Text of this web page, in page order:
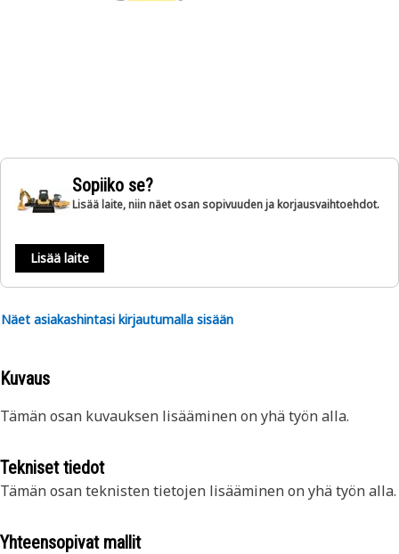
Sopiiko se?
Lisää laite, niin näet osan sopivuuden ja korjausvaihtoehdot.
Lisää laite
Näet asiakashintasi kirjautumalla sisään
Kuvaus
Tämän osan kuvauksen lisääminen on yhä työn alla.
Tekniset tiedot
Tämän osan teknisten tietojen lisääminen on yhä työn alla.
Yhteensopivat mallit